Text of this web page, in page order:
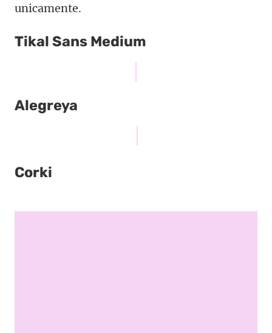
unicamente.
Tikal Sans Medium
Alegreya
Corki